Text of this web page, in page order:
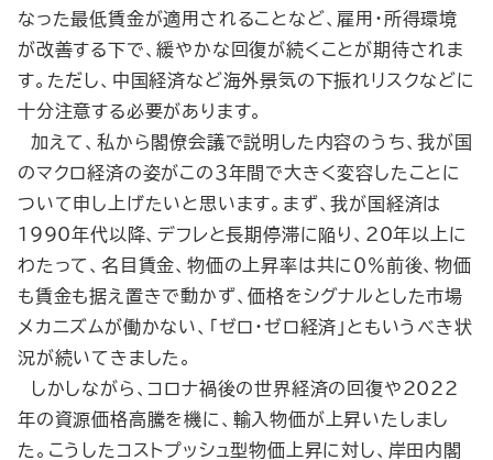
なった最低賃金が適用されることなど、雇用・所得環境
が改善する下で、緩やかな回復が続くことが期待されま
す。ただし、中国経済など海外景気の下振れリスクなどに
十分注意する必要があります。
加えて、私から閣僚会議で説明した内容のうち、我が国
のマクロ経済の姿がこの３年間で大きく変容したことに
ついて申し上げたいと思います。まず、我が国経済は
1990年代以降、デフレと長期停滞に陥り、20年以上に
わたって、名目賃金、物価の上昇率は共に０％前後、物価
も賃金も据え置きで動かず、価格をシグナルとした市場
メカニズムが働かない、「ゼロ・ゼロ経済」ともいうべき状
況が続いてきました。
しかしながら、コロナ禍後の世界経済の回復や2022
年の資源価格高騰を機に、輸入物価が上昇いたしまし
た。こうしたコストプッシュ型物価上昇に対し、岸田内閣